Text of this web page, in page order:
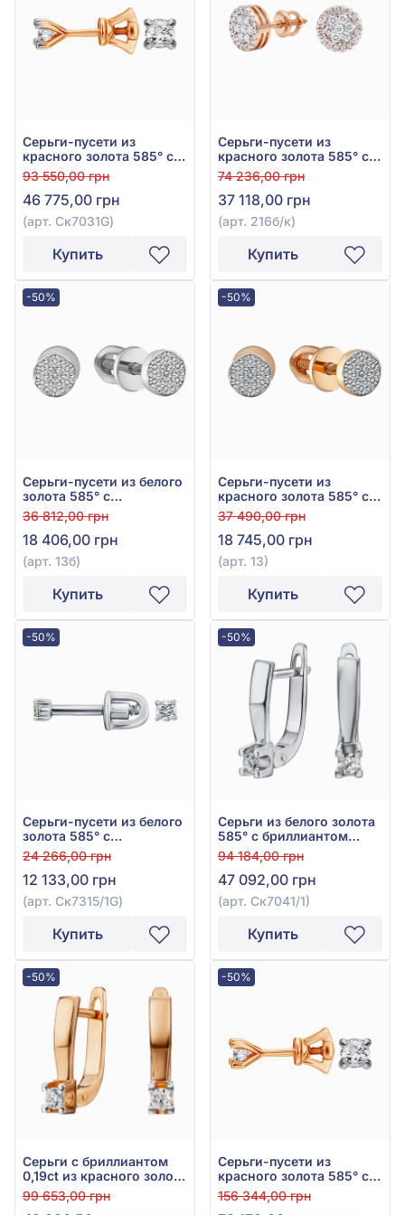
Серьги-пусети из
красного золота 585° с
бриллиантом 0,36ct, арт.
Ск7031G
93 550,00 грн
46 775,00 грн
(арт. Ск7031G)
Купить
Серьги-пусети из
красного золота 585° с
бриллиантами 0,24ct,
арт. 216б/к
74 236,00 грн
37 118,00 грн
(арт. 216б/к)
Купить
-50%
Серьги-пусети из белого
золота 585° с
бриллиантом 0,098ct,
арт. 13б
36 812,00 грн
18 406,00 грн
(арт. 13б)
Купить
-50%
Серьги-пусети из
красного золота 585° с
бриллиантом 0,097ct,
арт. 13
37 490,00 грн
18 745,00 грн
(арт. 13)
Купить
-50%
Серьги-пусети из белого
золота 585° с
бриллиантом 0,07ct, арт.
Ск7315/1G
24 266,00 грн
12 133,00 грн
(арт. Ск7315/1G)
Купить
-50%
Серьги из белого золота
585° с бриллиантом
0,18ct, арт. Ск7041/1
94 184,00 грн
47 092,00 грн
(арт. Ск7041/1)
Купить
-50%
Серьги с бриллиантом
0,19ct из красного золота
585°, арт. Ск7041
99 653,00 грн
-50%
Серьги-пусети из
красного золота 585° с
бриллиантом 0,62ct, арт.
Ск7032G
156 344,00 грн